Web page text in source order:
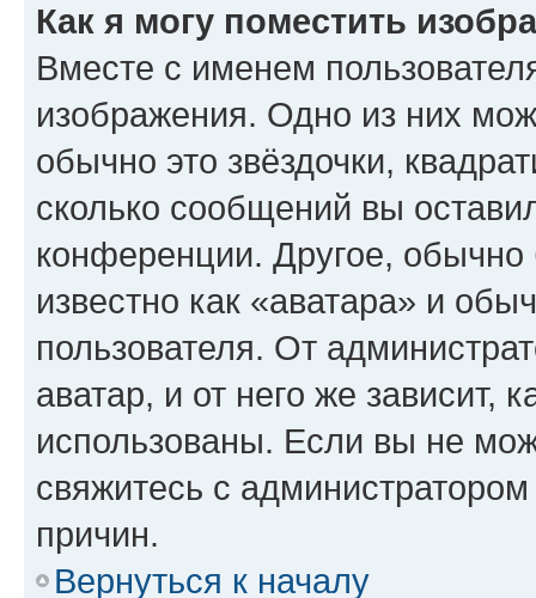
Как я могу поместить
Вместе с именем
изображения. Одно из них
обычно это звёздочки,
сколько сообщений вы
конференции. Другое,
известно как «аватара» и
пользователя. От
аватар, и от него же зависит,
использованы. Если вы не
свяжитесь с
причин.
Вернуться к началу